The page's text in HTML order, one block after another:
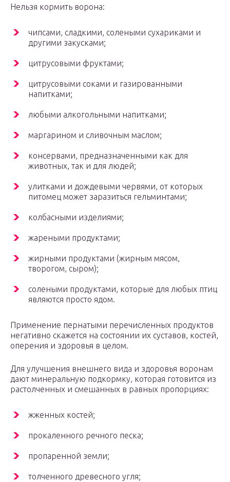
Нельзя кормить ворона:
чипсами, сладкими, солеными сухариками и
другими закусками;
цитрусовыми фруктами;
цитрусовыми соками и газированными
напитками;
любыми алкогольными напитками;
маргарином и сливочным маслом;
консервами, предназначенными как для
животных, так и для людей;
улитками и дождевыми червями, от которых
питомец может заразиться гельминтами;
колбасными изделиями;
жареными продуктами;
жирными продуктами (жирным мясом,
творогом, сыром);
солеными продуктами, которые для любых птиц
являются просто ядом.
Применение пернатыми перечисленных продуктов
негативно скажется на состоянии их суставов, костей,
оперения и здоровья в целом.
Для улучшения внешнего вида и здоровья воронам
дают минеральную подкормку, которая готовится из
растолченных и смешанных в равных пропорциях:
жженных костей;
прокаленного речного песка;
пропаренной земли;
толченного древесного угля;